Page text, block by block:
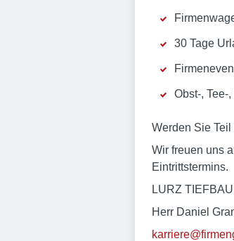
30 Tage
Obst-, Tee-
Werden Sie
Wir freuen uns
Eintrittstermins.
LURZ
Herr Daniel